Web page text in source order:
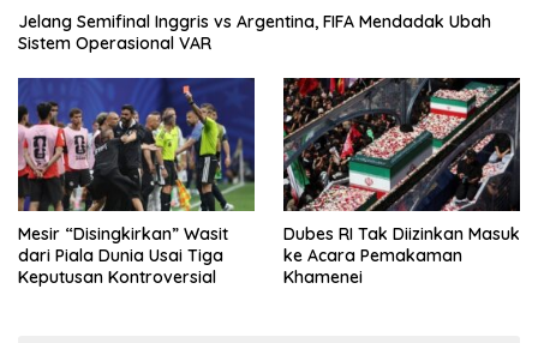
Jelang Semifinal Inggris vs Argentina, FIFA Mendadak Ubah
Sistem Operasional VAR
Mesir “Disingkirkan” Wasit
dari Piala Dunia Usai Tiga
Keputusan Kontroversial
Dubes RI Tak Diizinkan Masuk
ke Acara Pemakaman
Khamenei